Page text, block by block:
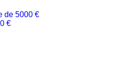
de 5000 €
€